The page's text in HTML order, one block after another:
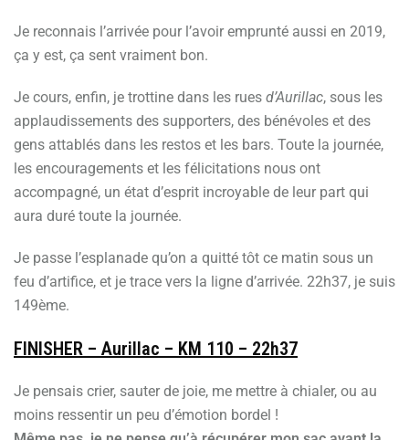
Je reconnais l’arrivée pour l’avoir emprunté aussi en 2019,
ça y est, ça sent vraiment bon.
Je cours, enfin, je trottine dans les rues d’Aurillac, sous les
applaudissements des supporters, des bénévoles et des
gens attablés dans les restos et les bars. Toute la journée,
les encouragements et les félicitations nous ont
accompagné, un état d’esprit incroyable de leur part qui
aura duré toute la journée.
Je passe l’esplanade qu’on a quitté tôt ce matin sous un
feu d’artifice, et je trace vers la ligne d’arrivée. 22h37, je suis
149ème.
FINISHER – Aurillac – KM 110 – 22h37
Je pensais crier, sauter de joie, me mettre à chialer, ou au
moins ressentir un peu d’émotion bordel !